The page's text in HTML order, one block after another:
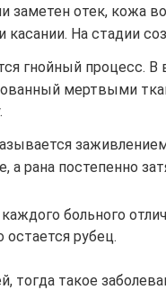
заметен отек, кожа
касании. На стадии
гнойный процесс. В
мертвыми
а рана постепенно
больного
остается рубец.
тогда такое